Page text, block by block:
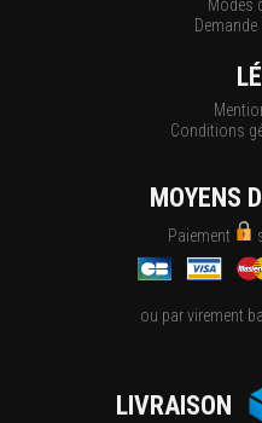
Modes
Conditions
MOYENS
Paiement
ou par virement
LIVRAISON